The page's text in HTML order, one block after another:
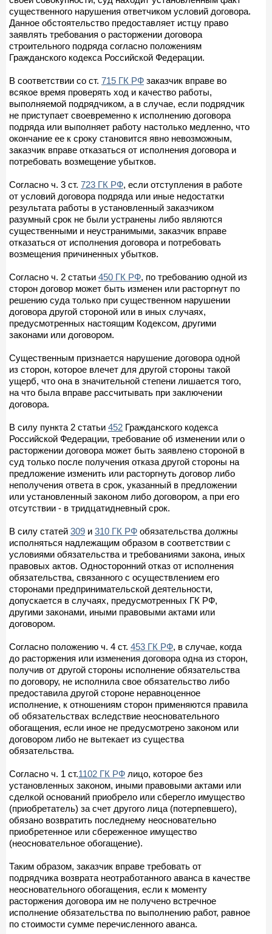
существенного нарушения ответчиком условий договора.
Данное обстоятельство предоставляет истцу право
заявлять требования о расторжении договора
строительного подряда согласно положениям
Гражданского кодекса Российской Федерации.
В соответствии со ст. 715 ГК РФ заказчик вправе во
всякое время проверять ход и качество работы,
выполняемой подрядчиком, а в случае, если подрядчик
не приступает своевременно к исполнению договора
подряда или выполняет работу настолько медленно, что
окончание ее к сроку становится явно невозможным,
заказчик вправе отказаться от исполнения договора и
потребовать возмещение убытков.
Согласно ч. 3 ст. 723 ГК РФ, если отступления в работе
от условий договора подряда или иные недостатки
результата работы в установленный заказчиком
разумный срок не были устранены либо являются
существенными и неустранимыми, заказчик вправе
отказаться от исполнения договора и потребовать
возмещения причиненных убытков.
Согласно ч. 2 статьи 450 ГК РФ, по требованию одной из
сторон договор может быть изменен или расторгнут по
решению суда только при существенном нарушении
договора другой стороной или в иных случаях,
предусмотренных настоящим Кодексом, другими
законами или договором.
Существенным признается нарушение договора одной
из сторон, которое влечет для другой стороны такой
ущерб, что она в значительной степени лишается того,
на что была вправе рассчитывать при заключении
договора.
В силу пункта 2 статьи 452 Гражданского кодекса
Российской Федерации, требование об изменении или о
расторжении договора может быть заявлено стороной в
суд только после получения отказа другой стороны на
предложение изменить или расторгнуть договор либо
неполучения ответа в срок, указанный в предложении
или установленный законом либо договором, а при его
отсутствии - в тридцатидневный срок.
В силу статей 309 и 310 ГК РФ обязательства должны
исполняться надлежащим образом в соответствии с
условиями обязательства и требованиями закона, иных
правовых актов. Односторонний отказ от исполнения
обязательства, связанного с осуществлением его
сторонами предпринимательской деятельности,
допускается в случаях, предусмотренных ГК РФ,
другими законами, иными правовыми актами или
договором.
Согласно положению ч. 4 ст. 453 ГК РФ, в случае, когда
до расторжения или изменения договора одна из сторон,
получив от другой стороны исполнение обязательства
по договору, не исполнила свое обязательство либо
предоставила другой стороне неравноценное
исполнение, к отношениям сторон применяются правила
об обязательствах вследствие неосновательного
обогащения, если иное не предусмотрено законом или
договором либо не вытекает из существа
обязательства.
Согласно ч. 1 ст.1102 ГК РФ лицо, которое без
установленных законом, иными правовыми актами или
сделкой оснований приобрело или сберегло имущество
(приобретатель) за счет другого лица (потерпевшего),
обязано возвратить последнему неосновательно
приобретенное или сбереженное имущество
(неосновательное обогащение).
Таким образом, заказчик вправе требовать от
подрядчика возврата неотработанного аванса в качестве
неосновательного обогащения, если к моменту
расторжения договора им не получено встречное
исполнение обязательства по выполнению работ, равное
по стоимости сумме перечисленного аванса.